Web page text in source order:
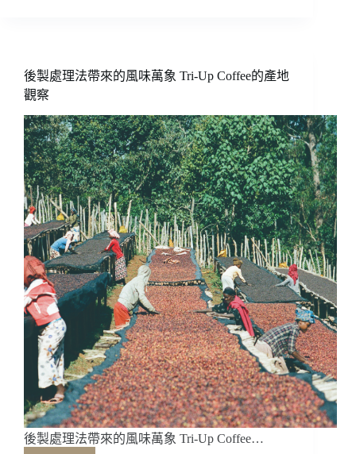
世
界
住
台
灣
——
方
政
倫
後製處理法帶來的風味萬象 Tri-Up Coffee的產地
觀察
後製處理法帶來的風味萬象 Tri-Up Coffee…